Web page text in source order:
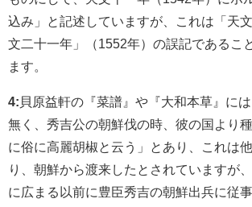
込み」と記述していますが、これは「天
文二十一年」（1552年）の誤記であるこ
ます。
4: 貝原益軒の『菜譜』や『大和本草』に
無く、秀吉公の朝鮮伐の時、彼の国より
に俗に高麗胡椒と云う」とあり、これは
り、朝鮮から渡来したとされていますが
に広まる以前に豊臣秀吉の朝鮮出兵に従